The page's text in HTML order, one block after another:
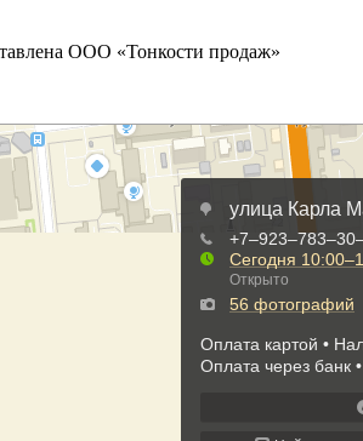
ООО «Тонкости продаж»